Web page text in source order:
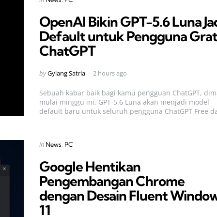
OpenAI Bikin GPT-5.6 Luna
Default untuk Pengguna
ChatGPT
Posted
byGylang Satria 2 hours ago
Sebuah kabar baik bagi kamu pengguan ChatGPT,
mulai minggu ini, GPT-5.6 Luna akan menjadi model
default baru untuk seluruh pengguna ChatGPT Free
Categories
Posted
in News PC
Google Hentikan
Pengembangan Chrome
dengan Desain Fluent
11